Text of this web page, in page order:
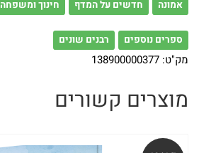
זצ"ל
הי"ד
הרב
אמונה חדשים על המדף חינוך ומשפחה
ספרים נוספים רבנים שונים
מק"ט: 138900000377
מוצרים קשורים